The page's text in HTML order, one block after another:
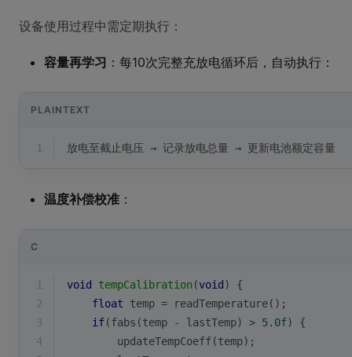
设备使用过程中需定期执行：
容量再学习 ：每10次完整充放电循环后，自动执行：
PLAINTEXT
1 放电至截止电压 → 记录放电总量 → 更新电池额定容量
温度补偿校准 ：
C
1 void tempCalibration(void )
{
2
float temp = readTemperature();
3
if(fabs (temp - lastTemp) > 5.0f) {
4
        updateTempCoeff(temp);